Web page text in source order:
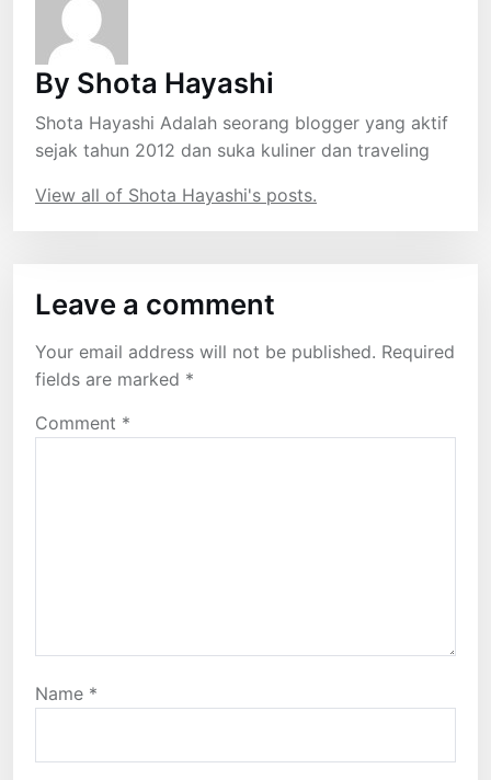
By Shota Hayashi
Shota Hayashi Adalah seorang blogger yang aktif
sejak tahun 2012 dan suka kuliner dan traveling
View all of Shota Hayashi's posts.
Leave a comment
Your email address will not be published. Required
fields are marked *
Comment *
Name *